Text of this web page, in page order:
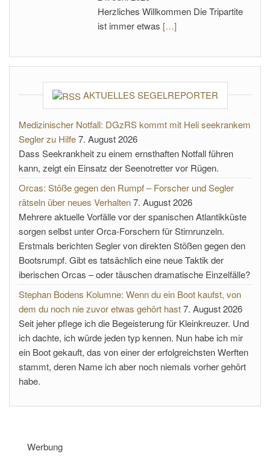
Herzliches Willkommen Die Tripartite
ist immer etwas […]
AKTUELLES SEGELREPORTER
Medizinischer Notfall: DGzRS kommt mit Heli seekrankem
Segler zu Hilfe7. August 2026
Dass Seekrankheit zu einem ernsthaften Notfall führen
kann, zeigt ein Einsatz der Seenotretter vor Rügen.
Orcas: Stöße gegen den Rumpf – Forscher und Segler
rätseln über neues Verhalten7. August 2026
Mehrere aktuelle Vorfälle vor der spanischen Atlantikküste
sorgen selbst unter Orca-Forschern für Stirnrunzeln.
Erstmals berichten Segler von direkten Stößen gegen den
Bootsrumpf. Gibt es tatsächlich eine neue Taktik der
iberischen Orcas – oder täuschen dramatische Einzelfälle?
Stephan Bodens Kolumne: Wenn du ein Boot kaufst, von
dem du noch nie zuvor etwas gehört hast7. August 2026
Seit jeher pflege ich die Begeisterung für Kleinkreuzer. Und
ich dachte, ich würde jeden typ kennen. Nun habe ich mir
ein Boot gekauft, das von einer der erfolgreichsten Werften
stammt, deren Name ich aber noch niemals vorher gehört
habe.
Werbung